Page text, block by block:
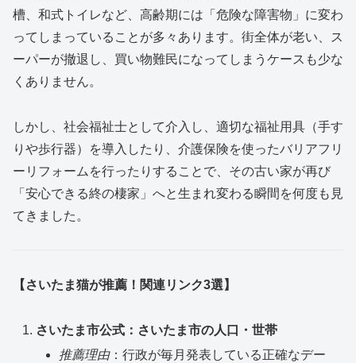
槽、和式トイレなど、高齢期には「危険な障害物」に変わ
ってしまっていることが多々あります。街全体が老い、ス
ーパーが撤退し、買い物難民になってしまうケースも少な
くありません。
しかし、社会福祉士として介入し、適切な福祉用具（手す
りや歩行器）を導入したり、介護保険を使ったバリアフリ
ーリフォームを行ったりすることで、その古い家が再び
「安心できる終の棲家」へと生まれ変わる瞬間を何度も見
てきました。
【さいたま猫が推薦！関連リンク3選】
さいたま市公式：さいたま市の人口・世帯
推薦理由：行政が毎月発表している正確なデー